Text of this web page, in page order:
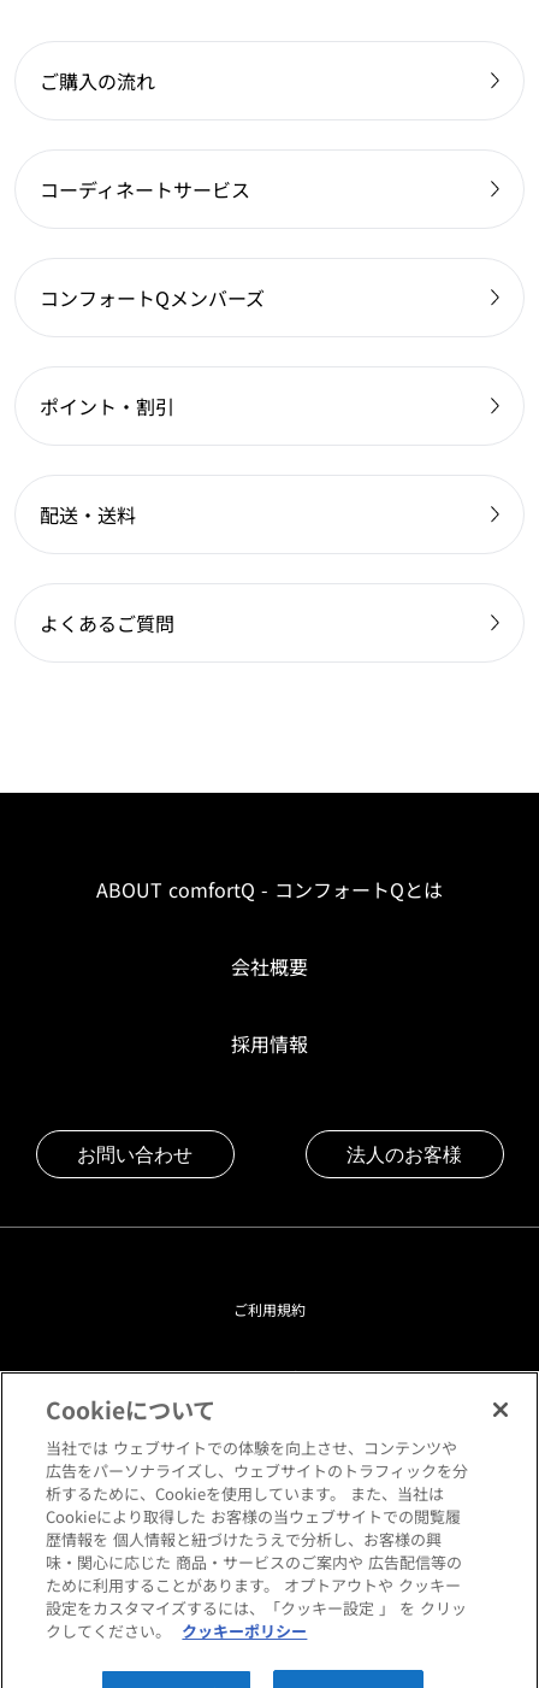
ご購入の流れ
コーディネートサービス
コンフォートQメンバーズ
ポイント・割引
配送・送料
よくあるご質問
ABOUT comfortQ - コンフォートQとは
会社概要
採用情報
お問い合わせ 法人のお客様
Copyright © HANKYU HOME STYLING Co.,LTD All rights reserved.
ご利用規約
プライバシーポリシー
クッキーポリシー
閲覧環境について
サイトマップ
Cookieについて
当社では ウェブサイトでの体験を向上させ、コンテンツや
広告をパーソナライズし、ウェブサイトのトラフィックを分
析するために、Cookieを使用しています。 また、当社は
Cookieにより取得した お客様の当ウェブサイトでの閲覧履
歴情報を 個人情報と紐づけたうえで分析し、お客様の興
味・関心に応じた 商品・サービスのご案内や 広告配信等の
ために利用することがあります。 オプトアウトや クッキー
設定をカスタマイズするには、「クッキー設定 」 を クリッ
クしてください。
クッキーポリシー